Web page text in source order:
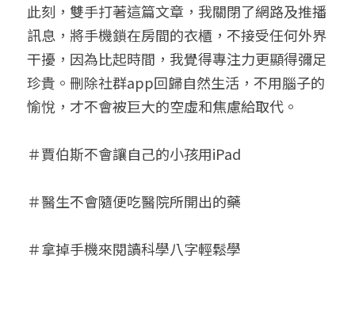
此刻，雙手打著這篇文章，我關閉了網路及推播
訊息，將手機鎖在房間的衣櫃，不接受任何外界
干擾，因為比起時間，我覺得專注力更顯得彌足
珍貴。刪除社群app回歸自然生活，不用腦子的
愉悅，才不會被巨大的空虛和焦慮給取代。
＃賈伯斯不會讓自己的小孩用iPad
＃醫生不會隨便吃醫院所開出的藥
＃拿掉手機來閱讀科學八字輕鬆學